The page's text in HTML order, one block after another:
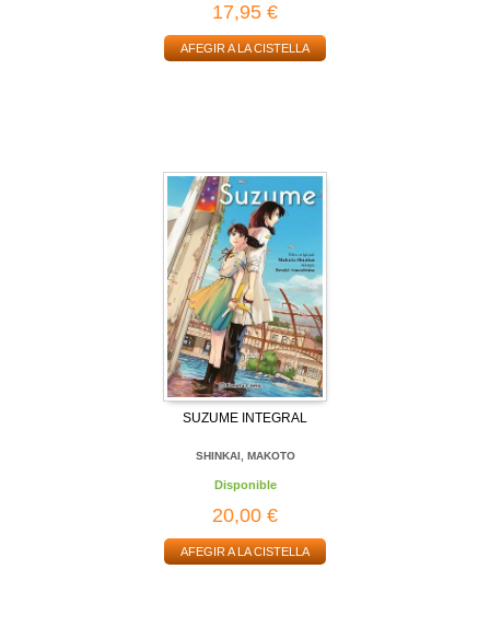
17,95 €
AFEGIR A LA CISTELLA
SUZUME INTEGRAL
SHINKAI, MAKOTO
Disponible
20,00 €
AFEGIR A LA CISTELLA